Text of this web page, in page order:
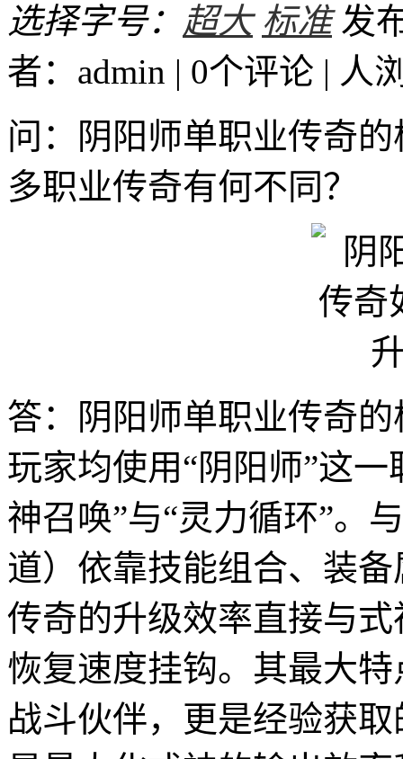
选择字号： 超大 标准 发
者：admin | 0个评论 | 人
问：阴阳师单职业传奇
多职业传奇有何不同？
答：阴阳师单职业传奇
玩家均使用“阴阳师”这
神召唤”与“灵力循环”。
道）依靠技能组合、装
传奇的升级效率直接与
恢复速度挂钩。其最大
战斗伙伴，更是经验获